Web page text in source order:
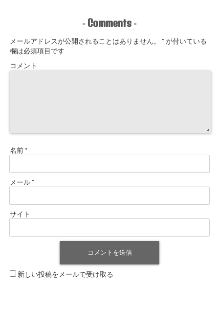
- Comments -
メールアドレスが公開されることはありません。 *が付いている
欄は必須項目です
コメント
名前*
メール*
サイト
新しい投稿をメールで受け取る